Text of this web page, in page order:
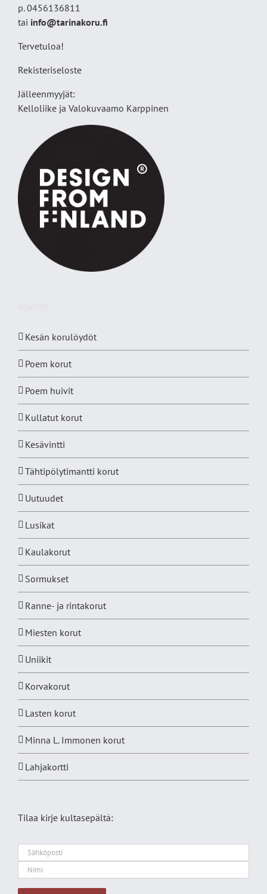
p. 0456136811
tai info@tarinakoru.fi
Tervetuloa!
Rekisteriseloste
Jälleenmyyjät:
Kelloliike ja Valokuvaamo Karppinen
Kesän korulöydöt
Poem korut
Poem huivit
Kullatut korut
Kesävintti
Tähtipölytimantti korut
Uutuudet
Lusikat
Kaulakorut
Sormukset
Ranne- ja rintakorut
Miesten korut
Uniikit
Korvakorut
Lasten korut
Minna L. Immonen korut
Lahjakortti
Tilaa kirje kultasepältä: